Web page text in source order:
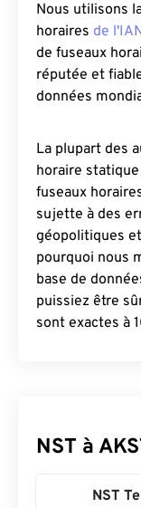
Nous utilisons
horaires de
de fuseaux
réputée et
données
La plupart des
horaire
fuseaux
sujette à des
géopolitiques
pourquoi nous
base de
puissiez être
sont exactes à
NST à
NST